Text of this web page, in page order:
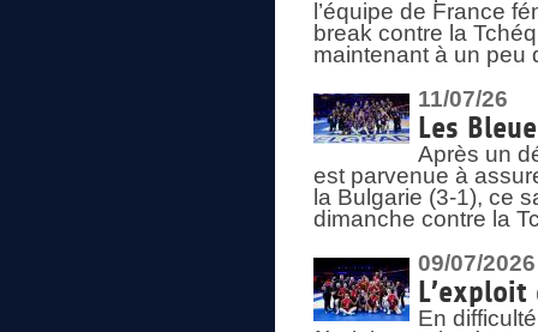
l’équipe de France
break contre la
maintenant à un peu
11/07/26
Les
Après un
est parvenue à
la Bulgarie (3-1), ce
dimanche contre la
09/07/2026
En